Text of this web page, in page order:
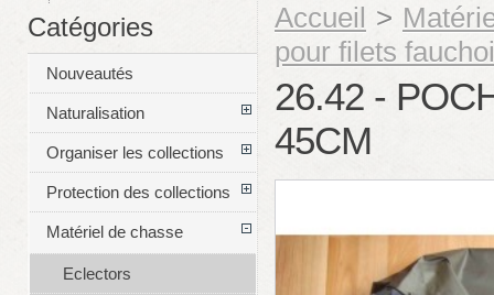
Accueil >
pour filets
26.42 -
45CM
Catégories
Nouveautés
Naturalisation
Organiser les collections
Protection des collections
Matériel de chasse
Eclectors